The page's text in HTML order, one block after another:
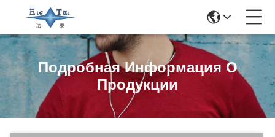
Подробная Информация О
Продукции